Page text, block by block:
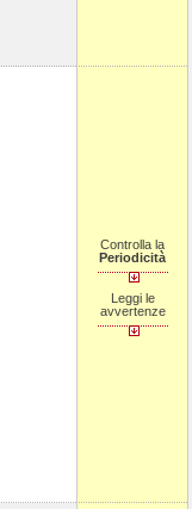
Controlla la
Periodicità
Leggi le
avvertenze